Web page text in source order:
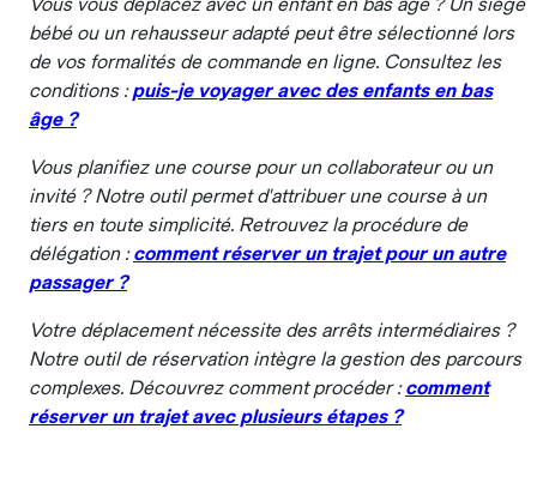
bébé ou un rehausseur adapté peut être sélectionné lors
de vos formalités de commande en ligne. Consultez les
conditions :puis-je voyager avec des enfants en bas
âge ?
Vous planifiez une course pour un collaborateur ou un
invité ? Notre outil permet d'attribuer une course à un
tiers en toute simplicité. Retrouvez la procédure de
délégation :comment réserver un trajet pour un autre
passager ?
Votre déplacement nécessite des arrêts intermédiaires ?
Notre outil de réservation intègre la gestion des parcours
complexes. Découvrez comment procéder :comment
réserver un trajet avec plusieurs étapes ?